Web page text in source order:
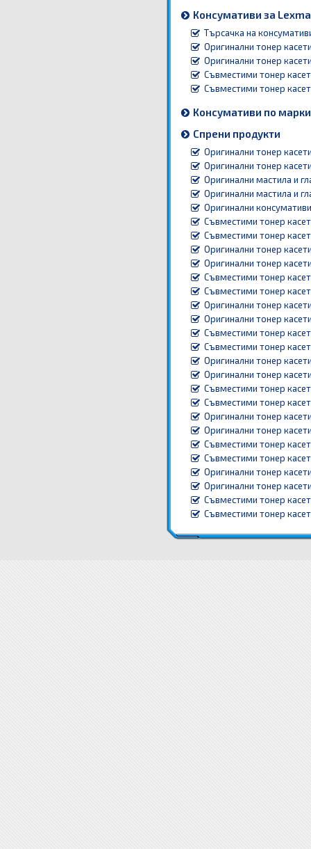
Консумативи за
Търсачка на
Оригинални тонер
Оригинални тонер
Съвместими тонер
Съвместими тонер
Консумативи по марки
Спрени продукти
Оригинални тонер
Оригинални тонер
Оригинални мастила и
Оригинални мастила и
Оригинални
Съвместими тонер
Съвместими тонер
Оригинални тонер
Оригинални тонер
Съвместими тонер
Съвместими тонер
Оригинални тонер
Оригинални тонер
Съвместими тонер
Съвместими тонер
Оригинални тонер
Оригинални тонер
Съвместими тонер
Съвместими тонер
Оригинални тонер
Оригинални тонер
Съвместими тонер
Съвместими тонер
Оригинални тонер
Оригинални тонер
Съвместими тонер
Съвместими тонер